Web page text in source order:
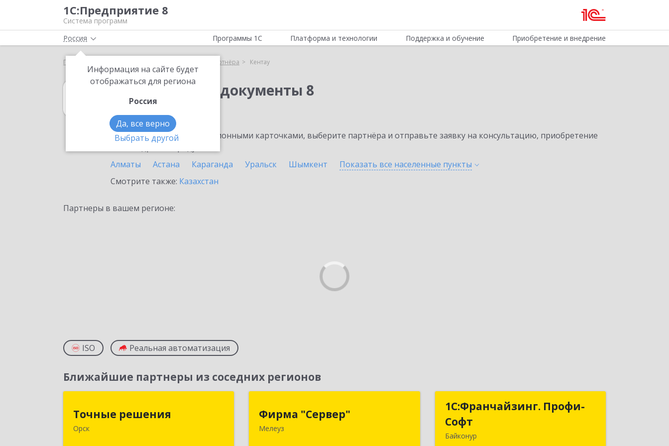
1С:Предприятие 8
Система программ
Россия
Информация на сайте будет
отображаться для региона
Россия
Да, все верно
Выбрать другой
Программы 1С Платформа и технологии Поддержка и обучение Приобретение и внедрение
Главная Выбор партнёра Кентау
1С:Платежные документы 8
в Кентау
Ознакомьтесь с информационными карточками, выберите партнёра и отправьте заявку на консультацию, приобретение
Алматы
Астана Караганда Уральск Шымкент Показать все населенные пункты
Смотрите также: Казахстан
Партнеры в вашем регионе:
ISO Реальная автоматизация
Ближайшие партнеры из соседних регионов
Точные решения
Орск
Фирма "Сервер"
Мелеуз
1С:Франчайзинг. Профи-
Софт
Байконур
1С:Франчайзинг. Профи-